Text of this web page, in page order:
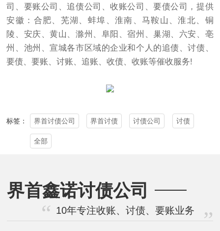
司、要账公司、追债公司、收账公司、要债公司，提供
安徽：合肥、芜湖、蚌埠、淮南、马鞍山、淮北、铜
陵、安庆、黄山、滁州、阜阳、宿州、巢湖、六安、亳
州、池州、宣城各市区域的企业和个人的追债、讨债、
要债、要账、讨账、追账、收债、收账等催收服务!
标签： 界首讨债公司 界首讨债 讨债公司 讨债
全部
界首鑫诺讨债公司
10年专注收账、讨债、要账业务